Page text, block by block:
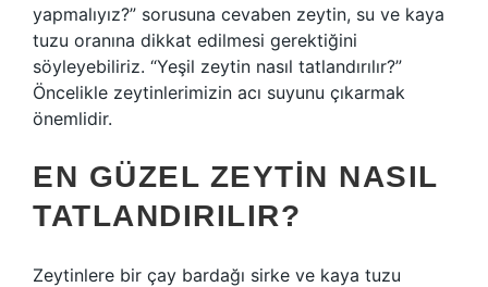
yapmalıyız?” sorusuna cevaben zeytin, su ve kaya
tuzu oranına dikkat edilmesi gerektiğini
söyleyebiliriz. “Yeşil zeytin nasıl tatlandırılır?”
Öncelikle zeytinlerimizin acı suyunu çıkarmak
önemlidir.
EN GÜZEL ZEYTIN NASIL
TATLANDIRILIR?
Zeytinlere bir çay bardağı sirke ve kaya tuzu